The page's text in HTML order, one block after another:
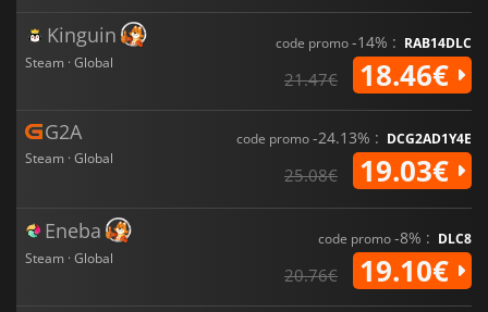
Kinguin
Steam · Global
code promo-14% : RAB14DLC
21.47€ 18.46€
G2A
Steam · Global
code promo-24.13% : DCG2AD1Y4E
25.08€ 19.03€
Eneba
Steam · Global
code promo-8% : DLC8
20.76€ 19.10€